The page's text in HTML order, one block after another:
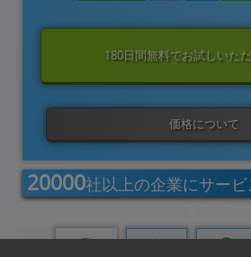
180日間無料でお試しいただ
価格について
20000社以上の企業にサー